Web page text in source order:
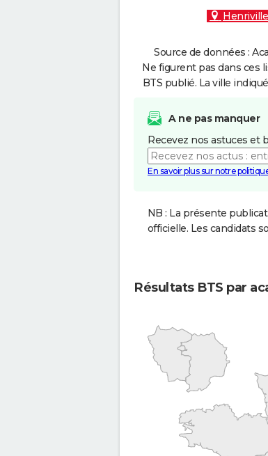
Henriville
Source de données :
Ne figurent pas dans ces
BTS publié. La ville
A ne pas manquer
Recevez nos astuces et
En savoir plus sur notre
NB : La présente
officielle. Les candidats
Résultats BTS par